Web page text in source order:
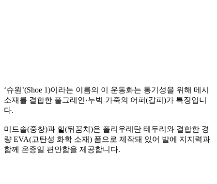
‘슈원’(Shoe 1)이라는 이름의 이 운동화는 통기성을 위해 메시
소재를 결합한 풀그레인·누벅 가죽의 어퍼(갑피)가 특징입니
다.
미드솔(중창)과 힐(뒤꿈치)은 폴리우레탄 테두리와 결합한 경
량 EVA(고탄성 화학 소재) 폼으로 제작돼 있어 발에 지지력과
함께 온종일 편안함을 제공합니다.